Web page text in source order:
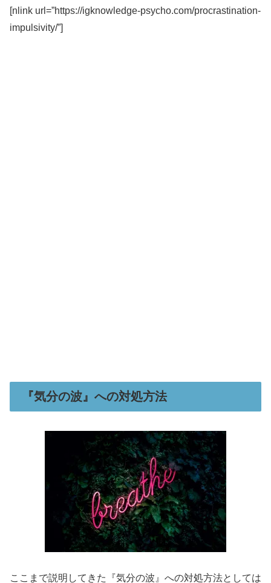
[nlink url=”https://igknowledge-psycho.com/procrastination-
impulsivity/”]
『気分の波』への対処方法
ここまで説明してきた『気分の波』への対処方法としては